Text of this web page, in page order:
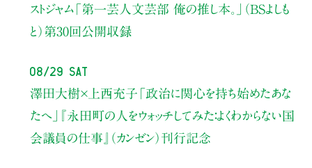
ストジャム「第一芸人文芸部 俺の推し本。」（BSよしも
と） 第30回公開収録
08/29 Sat
澤田大樹×上西充子 「政治に関心を持ち始めたあな
たへ」
『永田町の人をウォッチしてみた：よくわからない国
会議員の仕事』（カンゼン）刊行記念